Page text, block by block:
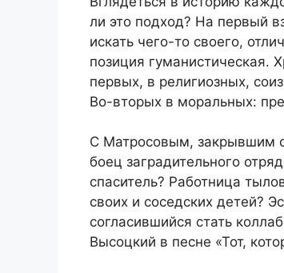
ли это подход? На первый
искать чего-то своего,
позиция гуманистическая.
первых, в религиозных,
Во-вторых в моральных:
С Матросовым, закрывшим
боец заградительного
спаситель? Работница
своих и соседских детей?
согласившийся стать
Высоцкий в песне «Тот,